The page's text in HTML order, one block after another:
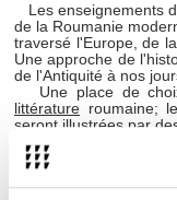
Les enseignements
de la Roumanie
traversé l'Europe, de
Une approche de
de l'Antiquité à nos
Une place de
littérature roumaine;
seront illustrées par
Au terme de sa
connaissance de la
tradition autochtone
de la pensée